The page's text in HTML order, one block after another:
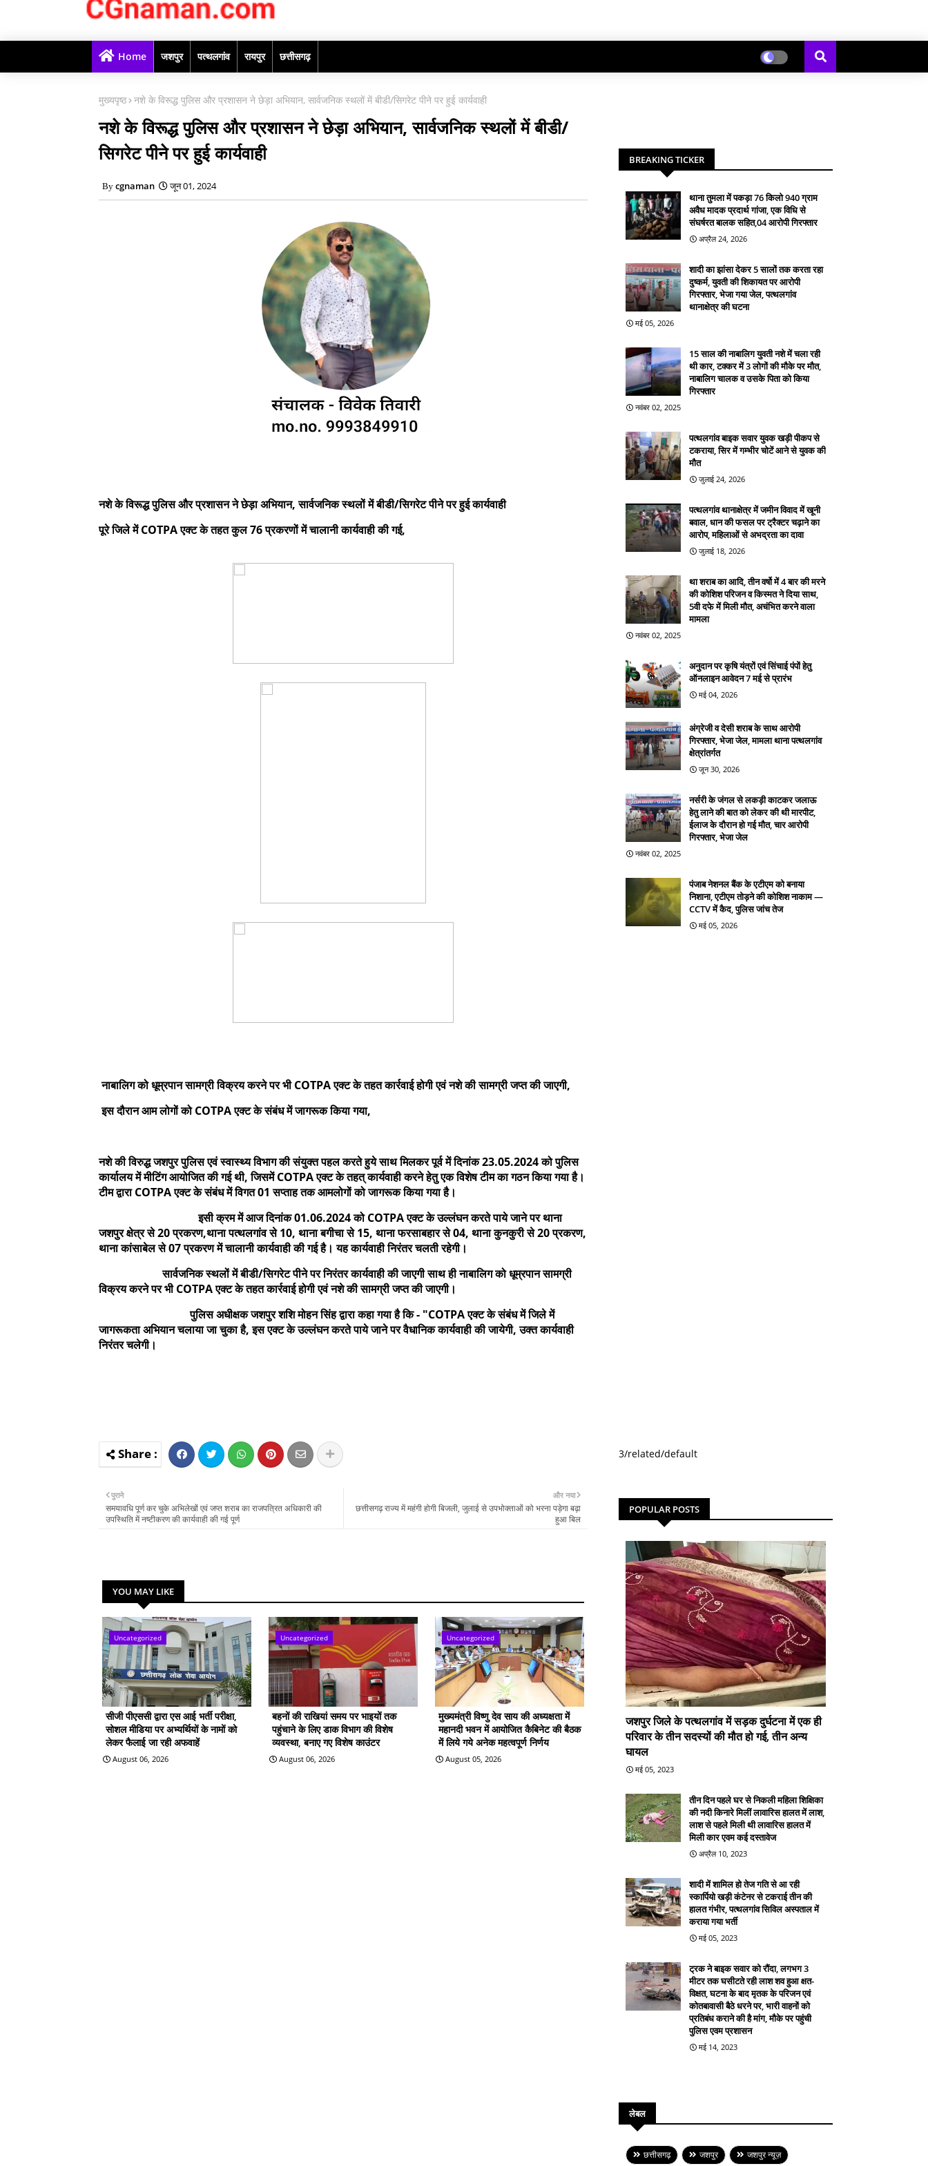
Home जशपुर पत्थलगांव रायपुर छत्तीसगढ़
मुख्यपृष्ठ नशे के विरूद्ध पुलिस और प्रशासन ने छेड़ा अभियान, सार्वजनिक स्थलों में बीडी/सिगरेट पीने पर हुई कार्यवाही
नशे के विरूद्ध पुलिस और प्रशासन ने छेड़ा अभियान, सार्वजनिक स्थलों में बीडी/
सिगरेट पीने पर हुई कार्यवाही
cgnaman जून 01, 2024
नशे के विरूद्ध पुलिस और प्रशासन ने छेड़ा अभियान, सार्वजनिक स्थलों में बीडी/सिगरेट पीने पर हुई कार्यवाही
पूरे जिले में COTPA एक्ट के तहत कुल 76 प्रकरणों में चालानी कार्यवाही की गई,
नाबालिग को धूम्रपान सामग्री विक्रय करने पर भी COTPA एक्ट के तहत कार्रवाई होगी एवं नशे की सामग्री जप्त की जाएगी,
इस दौरान आम लोगों को COTPA एक्ट के संबंध में जागरूक किया गया,
नशे की विरुद्ध जशपुर पुलिस एवं स्वास्थ्य विभाग की संयुक्त पहल करते हुये साथ मिलकर पूर्व में दिनांक 23.05.2024 को पुलिस
कार्यालय में मीटिंग आयोजित की गई थी, जिसमें COTPA एक्ट के तहत् कार्यवाही करने हेतु एक विशेष टीम का गठन किया गया है।
टीम द्वारा COTPA एक्ट के संबंध में विगत 01 सप्ताह तक आमलोगों को जागरूक किया गया है।
इसी क्रम में आज दिनांक 01.06.2024 को COTPA एक्ट के उल्लंघन करते पाये जाने पर थाना
जशपुर क्षेत्र से 20 प्रकरण,थाना पत्थलगांव से 10, थाना बगीचा से 15, थाना फरसाबहार से 04, थाना कुनकुरी से 20 प्रकरण,
थाना कांसाबेल से 07 प्रकरण में चालानी कार्यवाही की गई है। यह कार्यवाही निरंतर चलती रहेगी।
सार्वजनिक स्थलों में बीडी/सिगरेट पीने पर निरंतर कार्यवाही की जाएगी साथ ही नाबालिग को धूम्रपान सामग्री
विक्रय करने पर भी COTPA एक्ट के तहत कार्रवाई होगी एवं नशे की सामग्री जप्त की जाएगी।
पुलिस अधीक्षक जशपुर शशि मोहन सिंह द्वारा कहा गया है कि - "COTPA एक्ट के संबंध में जिले में
जागरूकता अभियान चलाया जा चुका है, इस एक्ट के उल्लंघन करते पाये जाने पर वैधानिक कार्यवाही की जायेगी, उक्त कार्यवाही
निरंतर चलेगी।
और नया
छत्तीसगढ़ राज्य में महंगी होगी बिजली, जुलाई से उपभोक्ताओं को भरना पड़ेगा बढ़ा
हुआ बिल
पुराने
समयावधि पूर्ण कर चुके अभिलेखों एवं जप्त शराब का राजपत्रित अधिकारी की
उपस्थिति में नष्टीकरण की कार्यवाही की गई पूर्ण
YOU MAY LIKE
Uncategorized
सीजी पीएससी द्वारा एस आई भर्ती परीक्षा,
सोशल मीडिया पर अभ्यर्थियों के नामों को
लेकर फैलाई जा रही अफवाहें
August 06, 2026
Uncategorized
बहनों की राखियां समय पर भाइयों तक
पहुंचाने के लिए डाक विभाग की विशेष
व्यवस्था, बनाए गए विशेष काउंटर
August 06, 2026
Uncategorized
मुख्यमंत्री विष्णु देव साय की अध्यक्षता में
महानदी भवन में आयोजित कैबिनेट की बैठक
में लिये गये अनेक महत्वपूर्ण निर्णय
August 05, 2026
BREAKING TICKER
थाना तुमला में पकड़ा 76 किलो 940 ग्राम
अवैध मादक प्रदार्थ गांजा, एक विधि से
संघर्षरत बालक सहित,04 आरोपी गिरफ्तार
अप्रैल 24, 2026
शादी का झांसा देकर 5 सालों तक करता रहा
दुष्कर्म, युवती की शिकायत पर आरोपी
गिरफ्तार, भेजा गया जेल, पत्थलगांव
थानाक्षेत्र की घटना
मई 05, 2026
15 साल की नाबालिग युवती नशे में चला रही
थी कार, टक्कर में 3 लोगों की मौके पर मौत,
नाबालिग चालक व उसके पिता को किया
गिरफ्तार
नवंबर 02, 2025
पत्थलगांव बाइक सवार युवक खड़ी पीकप से
टकराया, सिर में गम्भीर चोटें आने से युवक की
मौत
जुलाई 24, 2026
पत्थलगांव थानाक्षेत्र में जमीन विवाद में खूनी
बवाल, धान की फसल पर ट्रैक्टर चढ़ाने का
आरोप, महिलाओं से अभद्रता का दावा
जुलाई 18, 2026
था शराब का आदि, तीन वर्षो में 4 बार की मरने
की कोशिश परिजन व किस्मत ने दिया साथ,
5वी दफे में मिली मौत, अचंभित करने वाला
मामला
नवंबर 02, 2025
अनुदान पर कृषि यंत्रों एवं सिंचाई पंपों हेतु
ऑनलाइन आवेदन 7 मई से प्रारंभ
मई 04, 2026
अंग्रेजी व देसी शराब के साथ आरोपी
गिरफ्तार, भेजा जेल, मामला थाना पत्थलगांव
क्षेत्रांतर्गत
जून 30, 2026
नर्सरी के जंगल से लकड़ी काटकर जलाऊ
हेतु लाने की बात को लेकर की थी मारपीट,
ईलाज के दौरान हो गई मौत, चार आरोपी
गिरफ्तार, भेजा जेल
नवंबर 02, 2025
पंजाब नेशनल बैंक के एटीएम को बनाया
निशाना, एटीएम तोड़ने की कोशिश नाकाम —
CCTV में कैद, पुलिस जांच तेज
मई 05, 2026
3/related/default
POPULAR POSTS
जशपुर जिले के पत्थलगांव में सड़क दुर्घटना में एक ही
परिवार के तीन सदस्यों की मौत हो गई, तीन अन्य
घायल
मई 05, 2023
तीन दिन पहले घर से निकली महिला शिक्षिका
की नदी किनारे मिलीं लावारिस हालत में लाश,
लाश से पहले मिली थी लावारिस हालत में
मिली कार एवम कई दस्तावेज
अप्रैल 10, 2023
शादी में शामिल हो तेज गति से आ रही
स्कार्पियो खड़ी कंटेनर से टकराई तीन की
हालत गंभीर, पत्थलगांव सिविल अस्पताल में
कराया गया भर्ती
मई 05, 2023
ट्रक ने बाइक सवार को रौंदा, लगभग 3
मीटर तक घसीटते रही लाश शव हुआ क्षत-
विक्षत, घटना के बाद मृतक के परिजन एवं
कोतबावासी बैठे धरने पर, भारी वाहनों को
प्रतिबंध कराने की है मांग, मौके पर पहुंची
पुलिस एवम प्रशासन
मई 14, 2023
लेबल
छत्तीसगढ़ जशपुर जशपुर न्यूज़